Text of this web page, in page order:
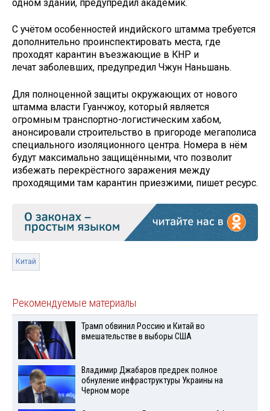
одном здании, предупредил академик.
С учётом особенностей индийского штамма требуется
дополнительно проинспектировать места, где
проходят карантин въезжающие в КНР и
лечат заболевших, предупредил Чжун Наньшань.
Для полноценной защиты окружающих от нового
штамма власти Гуанчжоу, который является
огромным транспортно-логистическим хабом,
анонсировали строительство в пригороде мегаполиса
специального изоляционного центра. Номера в нём
будут максимально защищёнными, что позволит
избежать перекрёстного заражения между
проходящими там карантин приезжими, пишет ресурс.
Китай
Рекомендуемые материалы
Трамп обвинил Россию и Китай во
вмешательстве в выборы США
Владимир Джабаров предрек полное
обнуление инфраструктуры Украины на
Черном море